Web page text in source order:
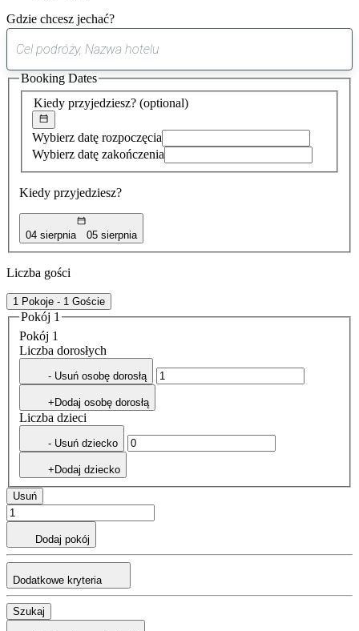
Gdzie chcesz jechać?
sugestia
została
znaleziona
Kiedy przyjedziesz? (optional)
Wybierz datę rozpoczęcia
Wybierz datę zakończenia
Kiedy przyjedziesz?
04 sierpnia 05 sierpnia
Booking Dates
Liczba gości
1 Pokoje - 1 Goście
Pokój 1
Pokój 1
Liczba dorosłych
- Usuń osobę dorosłą
+Dodaj osobę dorosłą
Liczba dzieci
- Usuń dziecko
+Dodaj dziecko
Usuń
Dodaj pokój
Dodatkowe kryteria
Szukaj